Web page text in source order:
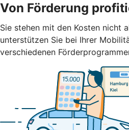
Von Förderung
Sie stehen mit den Kosten nicht
unterstützen Sie bei Ihrer
verschiedenen